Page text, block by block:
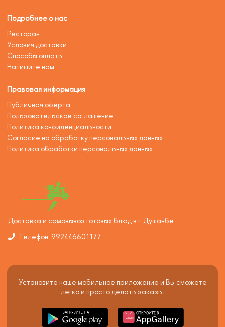
Подробнее о нас
Ресторан
Условия доставки
Способы оплаты
Напишите нам
Правовая информация
Публичная оферта
Пользовательское соглашение
Политика конфиденциальности
Согласие на обработку персональных данных
Политика обработки персональных данных
Доставка и самовывоз готовых блюд в г. Душанбе
Телефон: 992446601177
Установите наше мобильное приложение и Вы сможете
легко и просто делать заказы.